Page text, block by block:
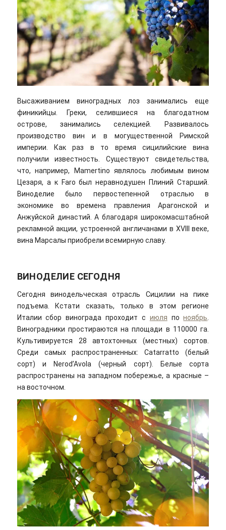
Высаживанием виноградных лоз занимались еще
финикийцы. Греки, селившиеся на благодатном
острове, занимались селекцией. Развивалось
производство вин и в могущественной Римской
империи. Как раз в то время сицилийские вина
получили известность. Существуют свидетельства,
что, например, Mamertino являлось любимым вином
Цезаря, а к Faro был неравнодушен Плиний Старший.
Виноделие было первостепенной отраслью в
экономике во времена правления Арагонской и
Анжуйской династий. А благодаря широкомасштабной
рекламной акции, устроенной англичанами в XVIII веке,
вина Марсалы приобрели всемирную славу.
ВИНОДЕЛИЕ СЕГОДНЯ
Сегодня винодельческая отрасль Сицилии на пике
подъема. Кстати сказать, только в этом регионе
Италии сбор винограда проходит с июля поноябрь
Виноградники простираются на площади в 110000 га.
Культивируется 28 автохтонных (местных) сортов.
Среди самых распространенных: Catarratto (белый
сорт) и Nerod’Avola (черный сорт). Белые сорта
распространены на западном побережье, а красные –
на восточном.